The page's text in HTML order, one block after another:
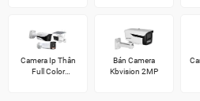
Camera Ip Thân
Full Color
Bán Camera
Kbvision 2MP